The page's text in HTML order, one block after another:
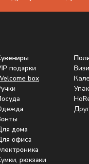
подарки
box
дома
офиса
рюкзаки